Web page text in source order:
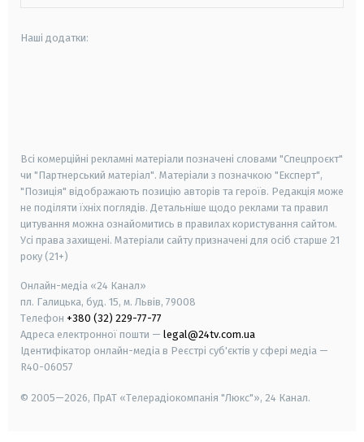
Наші додатки:
Всі комерційні рекламні матеріали позначені словами "Спецпроєкт"
чи "Партнерський матеріал". Матеріали з позначкою "Експерт",
"Позиція" відображають позицію авторів та героїв. Редакція може
не поділяти їхніх поглядів. Детальніше щодо реклами та правил
цитування можна ознайомитись в правилах користування сайтом.
Усі права захищені. Матеріали сайту призначені для осіб старше 21
року (21+)
Онлайн-медіа «24 Канал»
пл. Галицька, буд. 15, м. Львів, 79008
Телефон +380 (32) 229-77-77
Адреса електронної пошти — legal@24tv.com.ua
Ідентифікатор онлайн-медіа в Реєстрі суб'єктів у сфері медіа —
R40-06057
© 2005—2026, ПрАТ «Телерадіокомпанія "Люкс"», 24 Канал.